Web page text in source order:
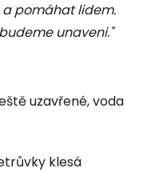
a pomáhat lidem.
unaveni."
uzavřené, voda
klesá